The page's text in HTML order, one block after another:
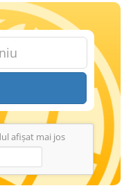
afișat mai jos